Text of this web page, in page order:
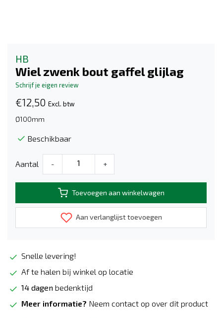
HB
Wiel zwenk bout gaffel glijlag
Schrijf je eigen review
€12,50 Excl. btw
Ø100mm
Beschikbaar
Aantal - +
Toevoegen aan winkelwagen
Aan verlanglijst toevoegen
Snelle levering!
Af te halen bij winkel op locatie
14 dagen bedenktijd
Meer informatie? Neem contact op over dit product